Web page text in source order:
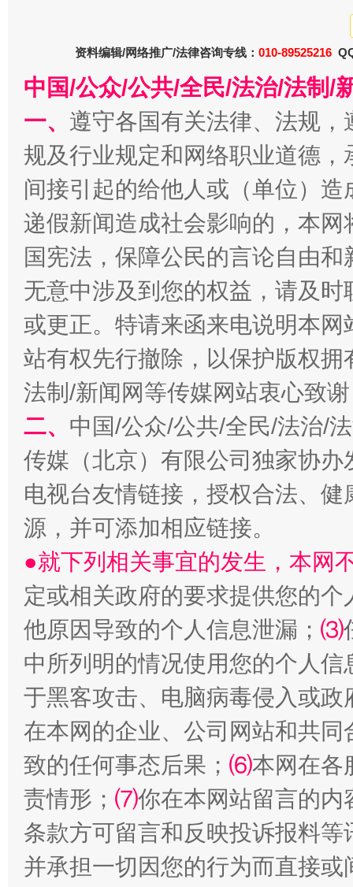
全民健身五年计划来了！等你上场
阿坝州三大球赛在茂县开幕 规模
国家大学科技园优化重塑工作
扯下公款旅游的“隐身衣” 如何以
资料编辑/网络推广/法律咨询专线： 010-89525216
中国/公众/公共/全民/法治/法制/
一、 遵守各国有关法律、法规
规及行业规定和网络职业道德
间接引起的给他人或（单位）
递假新闻造成社会影响的，本
国宪法，保障公民的言论自由
无意中涉及到您的权益，请及
或更正。特请来函来电说明本
站有权先行撤除，以保护版权
法制/新闻网等传媒网站衷心致
二、 中国/公众/公共/全民/法治/
传媒（北京）有限公司独家协
电视台友情链接，授权合法、
源，并可添加相应链接。
●就下列相关事宜的发生，本网
定或相关政府的要求提供您的个
他原因导致的个人信息泄漏； ⑶
中所列明的情况使用您的个人
于黑客攻击、电脑病毒侵入或
在本网的企业、公司网站和共
致的任何事态后果； ⑹本网在各
责情形； ⑺你在本网站留言的内
条款方可留言和反映投诉报料
并承担一切因您的行为而直接